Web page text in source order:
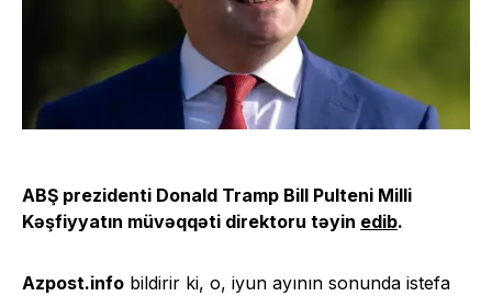
ABŞ prezidenti Donald Tramp Bill Pulteni Milli
Kəşfiyyatın müvəqqəti direktoru təyin edib.
Azpost.info bildirir ki, o, iyun ayının sonunda istefa